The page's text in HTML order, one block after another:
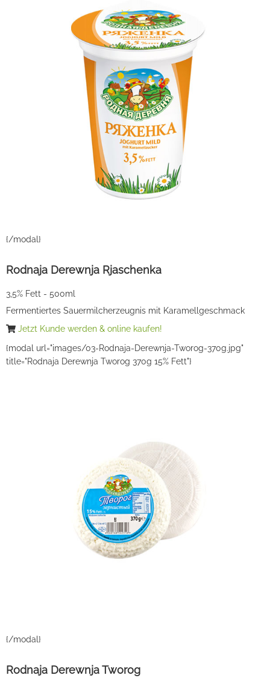
{/modal}
Rodnaja Derewnja Rjaschenka
3,5% Fett - 500ml
Fermentiertes Sauermilcherzeugnis mit Karamellgeschmack
Jetzt Kunde werden & online kaufen!
{modal url="images/03-Rodnaja-Derewnja-Tworog-370g.jpg"
title="Rodnaja Derewnja Tworog 370g 15% Fett"}
{/modal}
Rodnaja Derewnja Tworog